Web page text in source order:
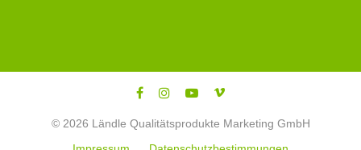
© 2026 Ländle Qualitätsprodukte Marketing GmbH